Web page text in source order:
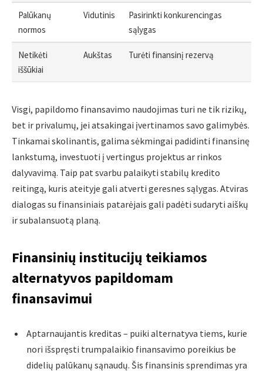
Palūkanų
normos
Vidutinis
Pasirinkti konkurencingas
sąlygas
Netikėti
iššūkiai
Aukštas Turėti finansinį rezervą
Visgi, papildomo finansavimo naudojimas turi ne tik rizikų,
bet ir privalumų, jei atsakingai įvertinamos savo galimybės.
Tinkamai skolinantis, galima sėkmingai padidinti finansinę
lankstumą, investuoti į vertingus projektus ar rinkos
dalyvavimą. Taip pat svarbu palaikyti stabilų kredito
reitingą, kuris ateityje gali atverti geresnes sąlygas. Atviras
dialogas su finansiniais patarėjais gali padėti sudaryti aiškų
ir subalansuotą planą.
Finansinių institucijų teikiamos
alternatyvos papildomam
finansavimui
Aptarnaujantis kreditas – puiki alternatyva tiems, kurie
nori išspręsti trumpalaikio finansavimo poreikius be
didelių palūkanų sąnaudų. Šis finansinis sprendimas yra